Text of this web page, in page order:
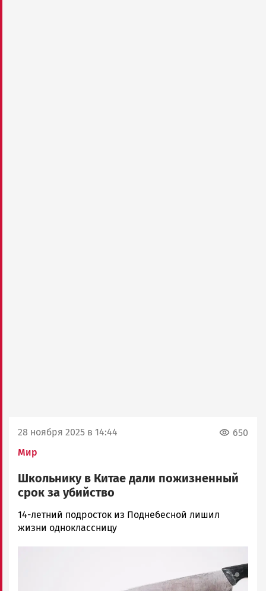
28 ноября 2025 в 14:44
Мир
650
Школьнику в Китае дали пожизненный
срок за убийство
Арина
Смирнова
14-летний подросток из Поднебесной лишил
жизни одноклассницу